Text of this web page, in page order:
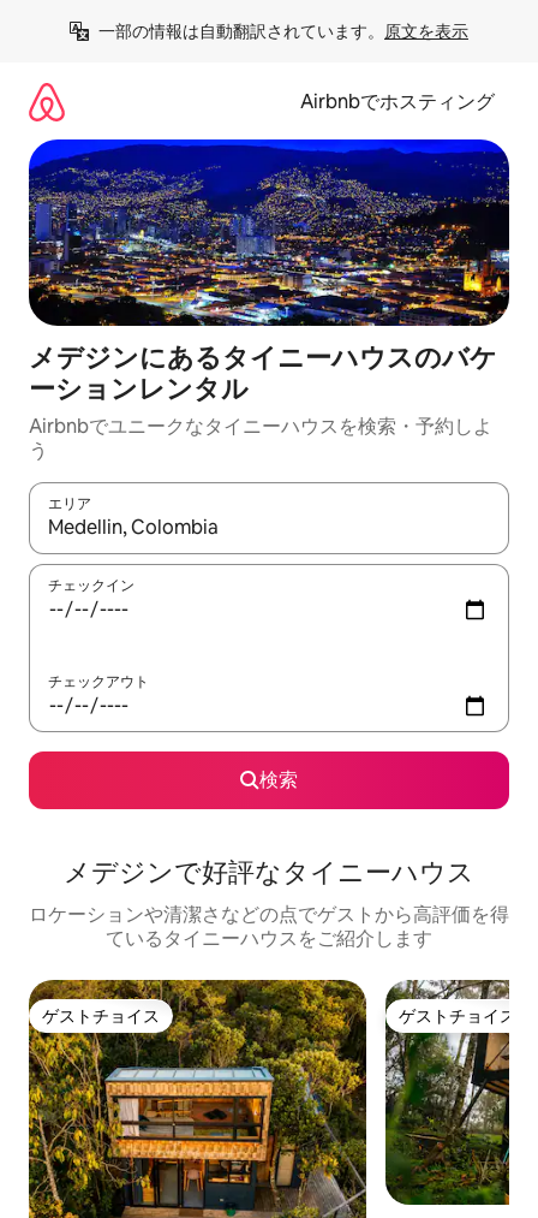
一部の情報は自動翻訳されています。 原文を表示
Airbnbでホスティング
メデジンにあるタイニーハウスのバケ
ーションレンタル
Airbnbでユニークなタイニーハウスを検索・予約しよ
う
エリア
検索結果が表示されたら、上下の矢印キーを使って移動するか
チェックイン
チェックアウト
検索
メデジンで好評なタイニーハウス
ロケーションや清潔さなどの点でゲストから高評価を得
ているタイニーハウスをご紹介します
ゲストチョイス
ゲストチョイス ゲストチョイス
ゲストチョイス